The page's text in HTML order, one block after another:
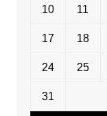
10 11
17 18
24 25
31